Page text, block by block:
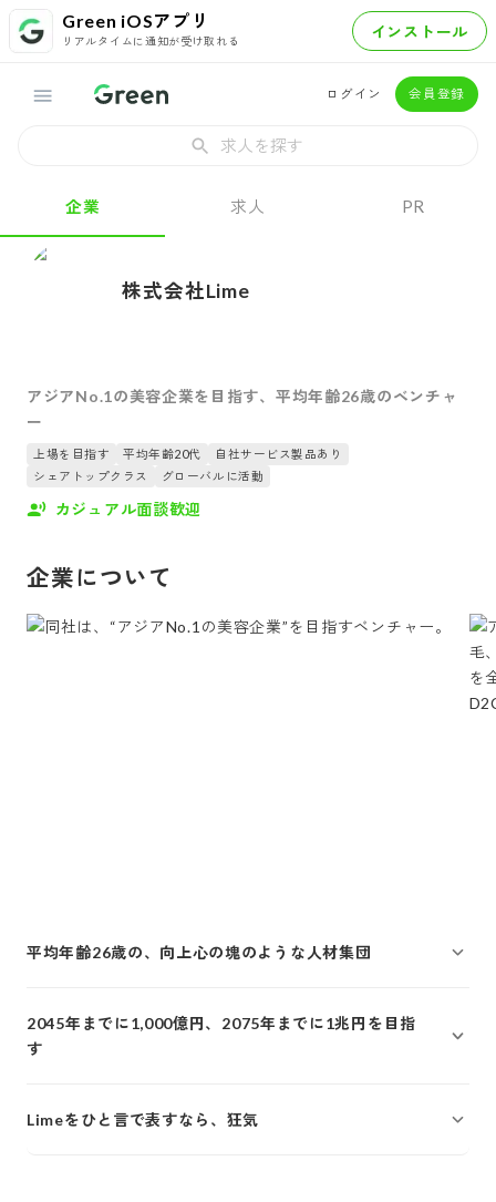
Green iOSアプリ
リアルタイムに通知が受け取れる インストール
ログイン 会員登録
求人を探す
企業 求人 PR
株式会社Lime
アジアNo.1の美容企業を目指す、平均年齢26歳のベンチャ
ー
上場を目指す 平均年齢20代
自社サービス製品あり
シェアトップクラス
グローバルに活動
カジュアル面談歓迎
企業について
平均年齢26歳の、向上心の塊のような人材集団
2045年までに1,000億円、2075年までに1兆円を目指
す
Limeをひと言で表すなら、狂気